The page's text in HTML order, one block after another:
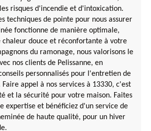
risques d'incendie et d'intoxication.
techniques de pointe pour nous assurer
fonctionne de manière optimale,
chaleur douce et réconfortante à votre
du ramonage, nous valorisons le
nos clients de Pelissanne, en
personnalisés pour l'entretien de
appel à nos services à 13330, c'est
et la sécurité pour votre maison. Faites
expertise et bénéficiez d'un service de
de haute qualité, pour un hiver